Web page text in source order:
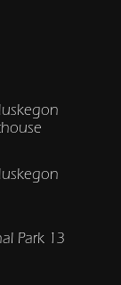
Park 13